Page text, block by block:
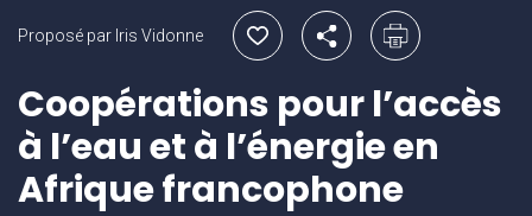
Proposé par Iris Vidonne
Coopérations pour l’accès
à l’eau et à l’énergie en
Afrique francophone